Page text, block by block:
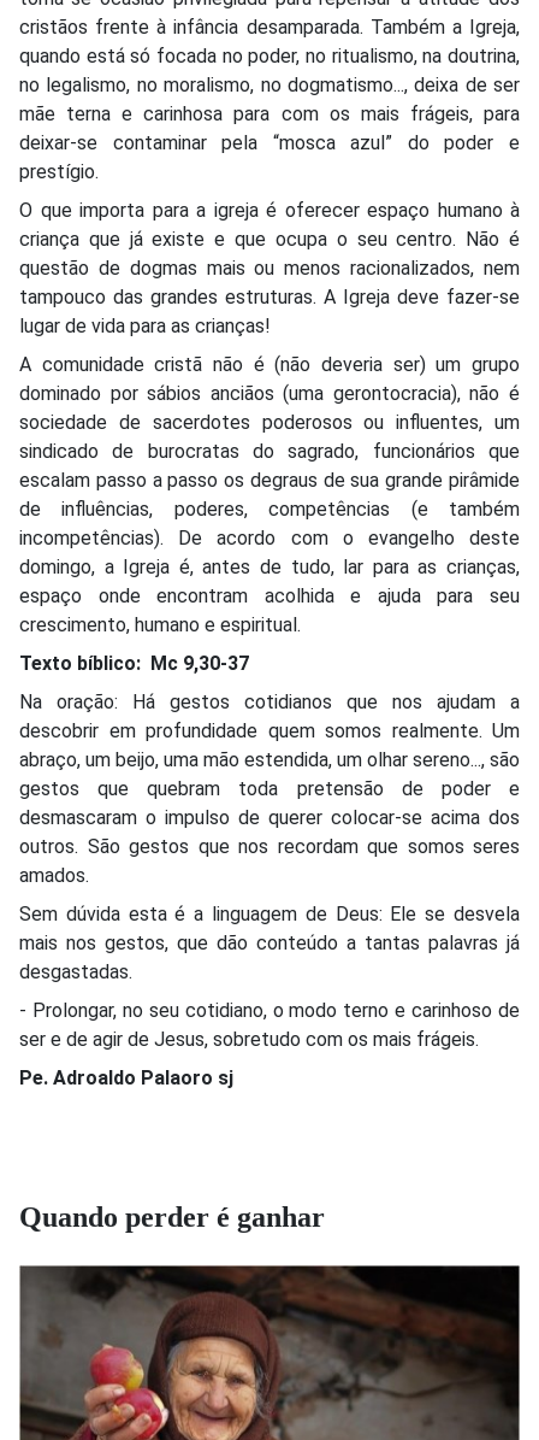
cristãos frente à infância desamparada. Também a Igreja,
quando está só focada no poder, no ritualismo, na doutrina,
no legalismo, no moralismo, no dogmatismo..., deixa de ser
mãe terna e carinhosa para com os mais frágeis, para
deixar-se contaminar pela “mosca azul” do poder e
prestígio.
O que importa para a igreja é oferecer espaço humano à
criança que já existe e que ocupa o seu centro. Não é
questão de dogmas mais ou menos racionalizados, nem
tampouco das grandes estruturas. A Igreja deve fazer-se
lugar de vida para as crianças!
A comunidade cristã não é (não deveria ser) um grupo
dominado por sábios anciãos (uma gerontocracia), não é
sociedade de sacerdotes poderosos ou influentes, um
sindicado de burocratas do sagrado, funcionários que
escalam passo a passo os degraus de sua grande pirâmide
de influências, poderes, competências (e também
incompetências). De acordo com o evangelho deste
domingo, a Igreja é, antes de tudo, lar para as crianças,
espaço onde encontram acolhida e ajuda para seu
crescimento, humano e espiritual.
Texto bíblico: Mc 9,30-37
Na oração: Há gestos cotidianos que nos ajudam a
descobrir em profundidade quem somos realmente. Um
abraço, um beijo, uma mão estendida, um olhar sereno..., são
gestos que quebram toda pretensão de poder e
desmascaram o impulso de querer colocar-se acima dos
outros. São gestos que nos recordam que somos seres
amados.
Sem dúvida esta é a linguagem de Deus: Ele se desvela
mais nos gestos, que dão conteúdo a tantas palavras já
desgastadas.
- Prolongar, no seu cotidiano, o modo terno e carinhoso de
ser e de agir de Jesus, sobretudo com os mais frágeis.
Pe. Adroaldo Palaoro sj
Quando perder é ganhar